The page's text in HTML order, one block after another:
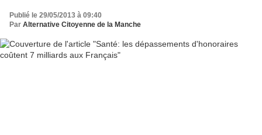
Publié le 29/05/2013 à 09:40
Par Alternative Citoyenne de la Manche